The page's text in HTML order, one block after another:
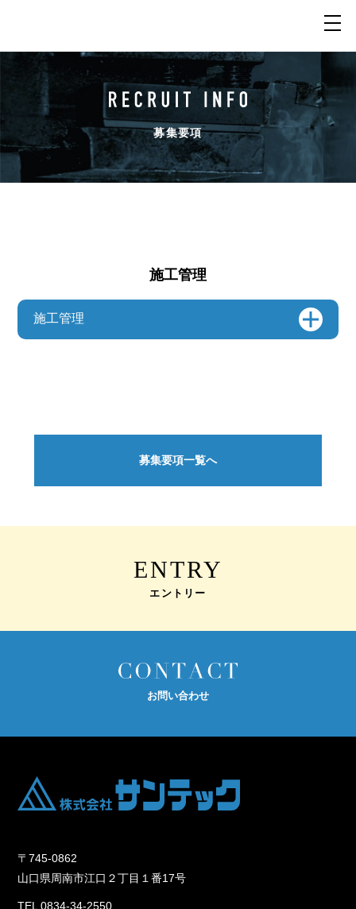
募集要項
施工管理
施工管理
募集要項一覧へ
ENTRY
エントリー
お問い合わせ
〒745-0862
山口県周南市江口２丁目１番17号
TEL 0834-34-2550